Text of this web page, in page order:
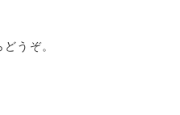
うぞ。